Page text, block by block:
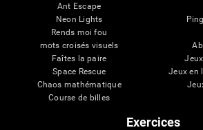
Ant Escape
Neon Lights
Rends moi fou
mots croisés visuels
Faîtes la paire
Space Rescue
Chaos mathématique
Course de billes
Jeux en
Exercices